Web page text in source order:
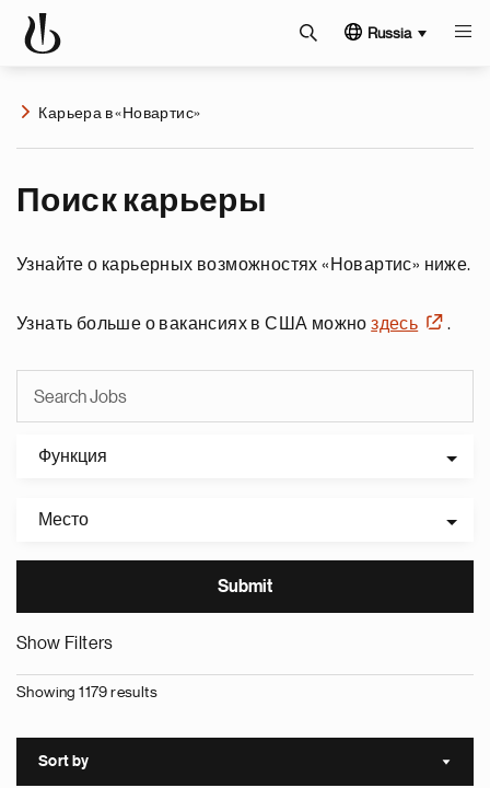
Russia
Карьера в «Новартис»
Поиск карьеры
Узнайте о карьерных возможностях «Новартис» ниже.
Узнать больше о вакансиях в США можноздесь .
Функция
Место
Show Filters
Showing 1179 results
Sort by Sort